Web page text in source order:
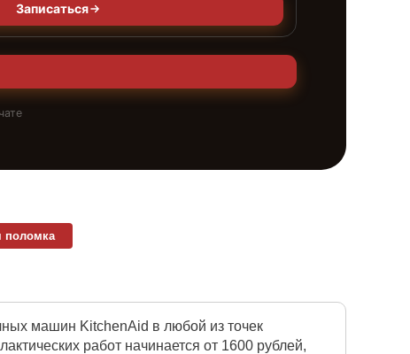
Записаться
поломка
машин KitchenAid в любой из точек
работ начинается от 1600 рублей,